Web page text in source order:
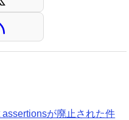
が廃止された件